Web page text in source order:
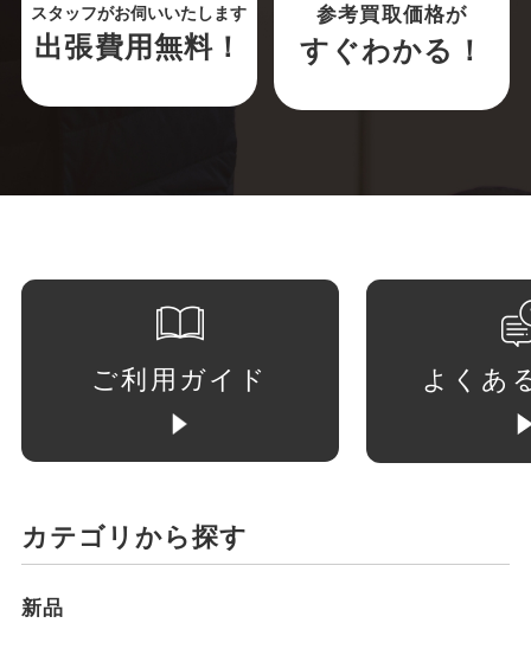
スタッフがお伺いいたします
出張費用無料！
参考買取価格が
すぐわかる！
ご利用ガイド よくあ
カテゴリから探す
新品